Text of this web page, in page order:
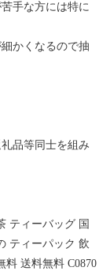
手な方には特に
かくなるので抽
品等同士を組み
ティーバッグ 国
ティーパック 飲
料 送料無料 C0870